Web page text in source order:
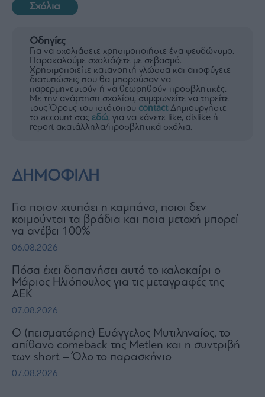
Σχόλια
Οδηγίες
Για να σχολιάσετε χρησιμοποιήστε ένα ψευδώνυμο.
Παρακαλούμε σχολιάζετε με σεβασμό.
Χρησιμοποιείτε κατανοητή γλώσσα και αποφύγετε
διατυπώσεις που θα μπορούσαν να
παρερμηνευτούν ή να θεωρηθούν προσβλητικές.
Με την ανάρτηση σχολίου, συμφωνείτε να τηρείτε
τους Όρους του ιστότοπου contactΔημιουργήστε
το account σας εδώ, για να κάνετε like, dislike ή
report ακατάλληλα/προσβλητικά σχόλια.
ΔΗΜΟΦΙΛΗ
Για ποιον χτυπάει η καμπάνα, ποιοι δεν
κοιμούνται τα βράδια και ποια μετοχή μπορεί
να ανέβει 100%
06.08.2026
Πόσα έχει δαπανήσει αυτό το καλοκαίρι ο
Μάριος Ηλιόπουλος για τις μεταγραφές της
ΑΕΚ
07.08.2026
Ο (πεισματάρης) Ευάγγελος Μυτιληναίος, το
απίθανο comeback της Μetlen και η συντριβή
των short – Όλο το παρασκήνιο
07.08.2026